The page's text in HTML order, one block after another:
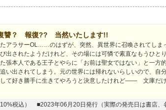
讐？ 報復?? 当然いたします!!
アラサーOL……のはずが、突然、異世界に召喚されてし
出されたようだけれど、その場には可憐で素直なもうひと
本人である王子とやらに「お前は聖女ではない」と一方
い出されてしまう。元の世界には帰れないらしいので、自
して好き勝手に生きてやろうと決意したけれど―― 文庫だ
税込）
■2023年06月20日発行（実際の発売日は書店、